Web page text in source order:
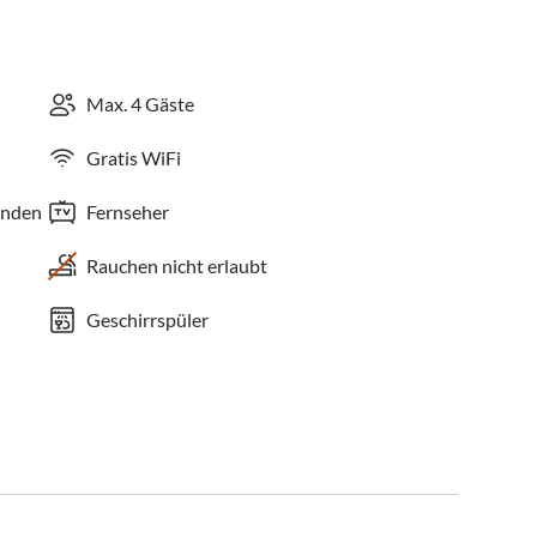
Max. 4 Gäste
Gratis WiFi
Fernseher
Rauchen nicht erlaubt
Geschirrspüler